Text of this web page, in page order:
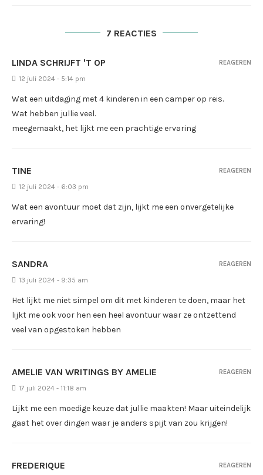
7 REACTIES
LINDA SCHRIJFT 'T OP
12 juli 2024 - 5:14 pm
Wat een uitdaging met 4 kinderen in een camper op reis.
Wat hebben jullie veel.
meegemaakt, het lijkt me een prachtige ervaring
REAGEREN
TINE
12 juli 2024 - 6:03 pm
Wat een avontuur moet dat zijn, lijkt me een onvergetelijke
ervaring!
REAGEREN
SANDRA
13 juli 2024 - 9:35 am
Het lijkt me niet simpel om dit met kinderen te doen, maar het
lijkt me ook voor hen een heel avontuur waar ze ontzettend
veel van opgestoken hebben
REAGEREN
AMELIE VAN WRITINGS BY AMELIE
17 juli 2024 - 11:18 am
Lijkt me een moedige keuze dat jullie maakten! Maar uiteindelijk
gaat het over dingen waar je anders spijt van zou krijgen!
REAGEREN
FREDERIQUE REAGEREN